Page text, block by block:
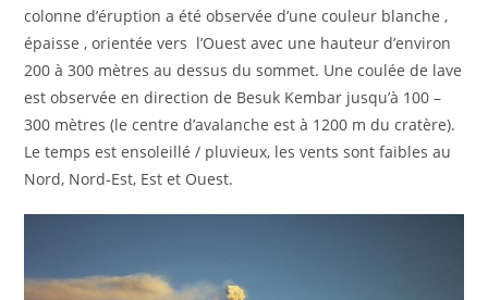
colonne d’éruption a été observée d’une couleur blanche ,
épaisse , orientée vers l’Ouest avec une hauteur d’environ
200 à 300 mètres au dessus du sommet. Une coulée de lave
est observée en direction de Besuk Kembar jusqu’à 100 –
300 mètres (le centre d’avalanche est à 1200 m du cratère).
Le temps est ensoleillé / pluvieux, les vents sont faibles au
Nord, Nord-Est, Est et Ouest.